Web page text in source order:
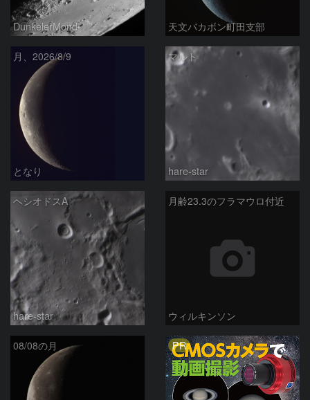
DunkelerMond 天文バカボン町田支部
月、2026/8/9
となり
マルト
hare-star
ヘシオドスA
hare-star
月齢23.3のフラマウロ付近
ウィルキンソン
08/08の月 PR